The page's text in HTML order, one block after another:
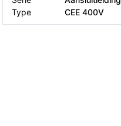
Type
CEE 400V